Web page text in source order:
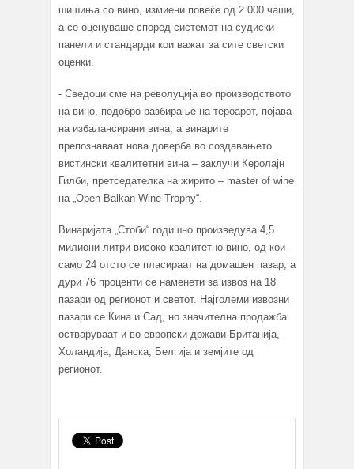
шишиња со вино, измиени повеќе од 2.000 чаши,
а се оценуваше според системот на судиски
панели и стандарди кои важат за сите светски
оценки.
- Сведоци сме на револуција во производството
на вино, подобро разбирање на тероарот, појава
на избалансирани вина, а винарите
препознаваат нова доверба во создавањето
вистински квалитетни вина – заклучи Керолајн
Гилби, претседателка на жирито – master of wine
на „Open Balkan Wine Trophy“.
Винаријата „Стоби“ годишно произведува 4,5
милиони литри високо квалитетно вино, од кои
само 24 отсто се пласираат на домашен пазар, а
дури 76 проценти се наменети за извоз на 18
пазари од регионот и светот. Најголеми извозни
пазари се Кина и Сад, но значителна продажба
остваруваат и во европски држави Британија,
Холандија, Данска, Белгија и земјите од
регионот.